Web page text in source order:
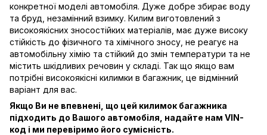
конкретної моделі автомобіля. Дуже добре збирає воду
та бруд, незамінний взимку. Килим виготовлений з
високоякісних зносостійких матеріалів, має дуже високу
стійкість до фізичного та хімічного зносу, не реагує на
автомобільну хімію та стійкий до змін температури та не
містить шкідливих речовин у складі. Так що якщо вам
потрібні високоякісні килимки в багажник, це відмінний
варіант для вас.
Якщо Ви не впевнені, що цей килимок багажника
підходить до Вашого автомобіля, надайте нам VIN-
код і ми перевіримо його сумісність.